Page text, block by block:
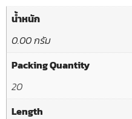
น้ำหนัก
0.00 กรัม
Packing Quantity
20
Length